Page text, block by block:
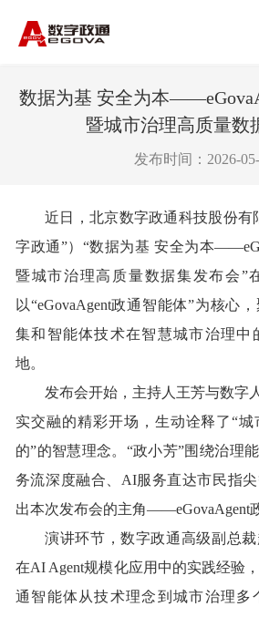
数据为基 安全为本
暨城市治理高质量数
发布时间：2026-
近日， 北京数字政通科技股份有
字政通”）“数据为基 安全为本
暨城市治理高质量数据集发布会”
以“eGovaAgent政通智能体”为核心
集和智能体技术在智慧城市治理中
地。
发布会开始，主持人王芳与数字
实交融的精彩开场，生动诠释了“
的”的智慧理念。“政小芳”围绕治理
务流深度融合、AI服务直达市民指尖
出本次发布会的主角——eGovaAgent
演讲环节，数字政通高级副总
在AI Agent规模化应用中的实践经验
通智能体从技术理念到城市治理多